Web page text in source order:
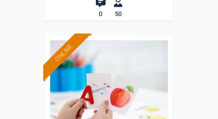
0 50
ONLINE
Formación 100%
subvencionada.
Para desempleados,
trabajadores y autónomos.